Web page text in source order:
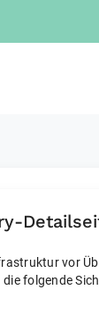
vor
folgende